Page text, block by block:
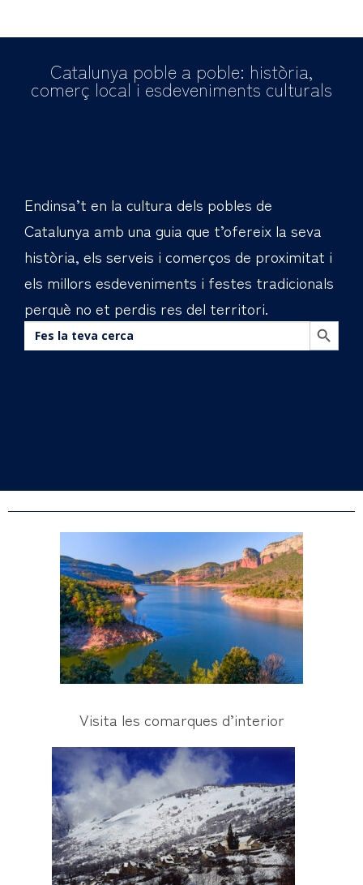
Catalunya poble a poble: història,
comerç local i esdeveniments culturals
Endinsa’t en la cultura dels pobles de
Catalunya amb una guia que t’ofereix la seva
història, els serveis i comerços de proximitat i
els millors esdeveniments i festes tradicionals
perquè no et perdis res del territori.
BOTÓN DE
Visita les comarques d’interior